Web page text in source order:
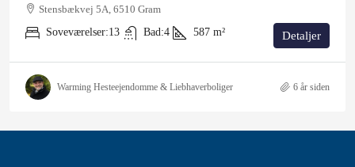
Stensbækvej 5A, 6510 Gram
Soveværelser:13 Bad:4 587 m² Detaljer
Warming Hesteejendomme & Liebhaverboliger 6 år siden